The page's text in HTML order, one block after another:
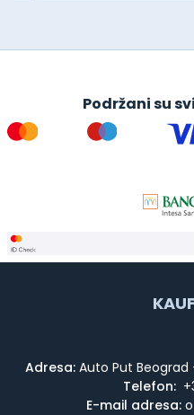
Podržani su
Adresa:Auto Put Beograd
Telefon:
E-mail adresa: